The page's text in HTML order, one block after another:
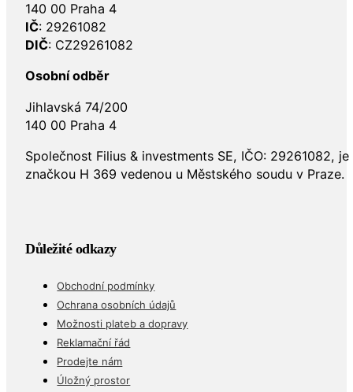
140 00 Praha 4
IČ: 29261082
DIČ: CZ29261082
Osobní odběr
Jihlavská 74/200
140 00 Praha 4
Společnost Filius & investments SE, IČO: 29261082,
značkou H 369 vedenou u Městského soudu v Praze.
Důležité odkazy
Obchodní podmínky
Ochrana osobních údajů
Možnosti plateb a dopravy
Reklamační řád
Prodejte nám
Úložný prostor